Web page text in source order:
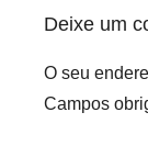
Deixe um
O seu
Campos